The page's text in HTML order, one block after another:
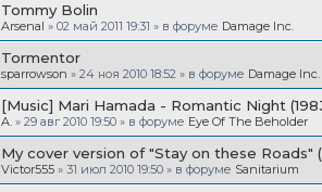
Tommy Bolin
Arsenal » 02 май 2011 19:31 » в форуме Damage Inc.
Tormentor
sparrowson » 24 ноя 2010 18:52 » в форуме Damage Inc.
[Music] Mari Hamada - Romantic Night
A. » 29 авг 2010 19:50 » в форуме Eye Of The Beholder
My cover version of "Stay on these Roads"
Victor555 » 31 июл 2010 19:50 » в форуме Sanitarium